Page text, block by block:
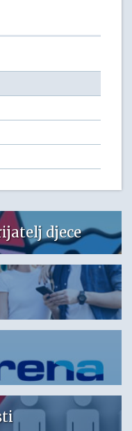
djece